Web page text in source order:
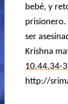
bebé, y
prisionero.
ser
Krishna
10.44.34-
http://